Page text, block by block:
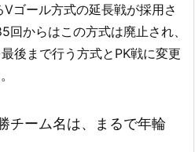
Vゴール方式の延長戦が採用さ
からはこの方式は廃止され、
後まで行う方式とPK戦に変更
チーム名は、まるで年輪